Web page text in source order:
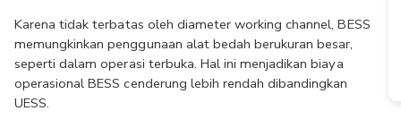
Karena tidak terbatas oleh diameter working channel, BESS
memungkinkan penggunaan alat bedah berukuran besar,
seperti dalam operasi terbuka. Hal ini menjadikan biaya
operasional BESS cenderung lebih rendah dibandingkan
UESS.